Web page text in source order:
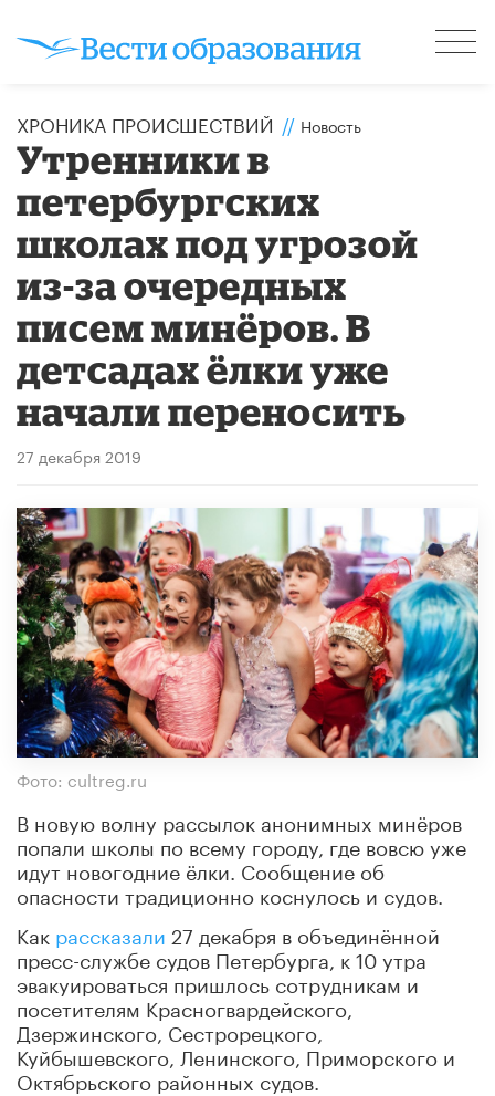
ХРОНИКА ПРОИСШЕСТВИЙ // Новость
Утренники в
петербургских
школах под угрозой
из-за очередных
писем минёров. В
детсадах ёлки уже
начали переносить
27 декабря 2019
Фото: cultreg.ru
В новую волну рассылок анонимных минёров
попали школы по всему городу, где вовсю уже
идут новогодние ёлки. Сообщение об
опасности традиционно коснулось и судов.
Как рассказали 27 декабря в объединённой
пресс-службе судов Петербурга, к 10 утра
эвакуироваться пришлось сотрудникам и
посетителям Красногвардейского,
Дзержинского, Сестрорецкого,
Куйбышевского, Ленинского, Приморского и
Октябрьского районных судов.